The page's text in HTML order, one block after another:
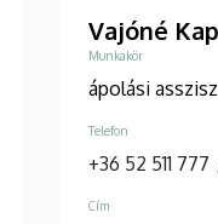
Vajóné
Munkakör
ápolási
Telefon
+36 52 511 777
Cím